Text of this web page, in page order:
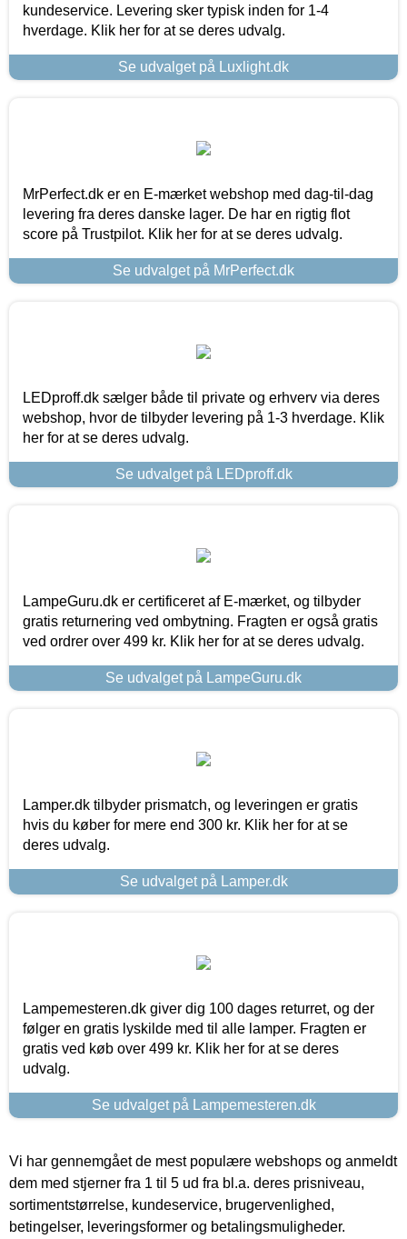
kundeservice. Levering sker typisk inden for 1-4
hverdage. Klik her for at se deres udvalg.
Se udvalget på Luxlight.dk
MrPerfect.dk er en E-mærket webshop med dag-til-dag
levering fra deres danske lager. De har en rigtig flot
score på Trustpilot. Klik her for at se deres udvalg.
Se udvalget på MrPerfect.dk
LEDproff.dk sælger både til private og erhverv via deres
webshop, hvor de tilbyder levering på 1-3 hverdage. Klik
her for at se deres udvalg.
Se udvalget på LEDproff.dk
LampeGuru.dk er certificeret af E-mærket, og tilbyder
gratis returnering ved ombytning. Fragten er også gratis
ved ordrer over 499 kr. Klik her for at se deres udvalg.
Se udvalget på LampeGuru.dk
Lamper.dk tilbyder prismatch, og leveringen er gratis
hvis du køber for mere end 300 kr. Klik her for at se
deres udvalg.
Se udvalget på Lamper.dk
Lampemesteren.dk giver dig 100 dages returret, og der
følger en gratis lyskilde med til alle lamper. Fragten er
gratis ved køb over 499 kr. Klik her for at se deres
udvalg.
Se udvalget på Lampemesteren.dk
Vi har gennemgået de mest populære webshops og anmeldt
dem med stjerner fra 1 til 5 ud fra bl.a. deres prisniveau,
sortimentstørrelse, kundeservice, brugervenlighed,
betingelser, leveringsformer og betalingsmuligheder.